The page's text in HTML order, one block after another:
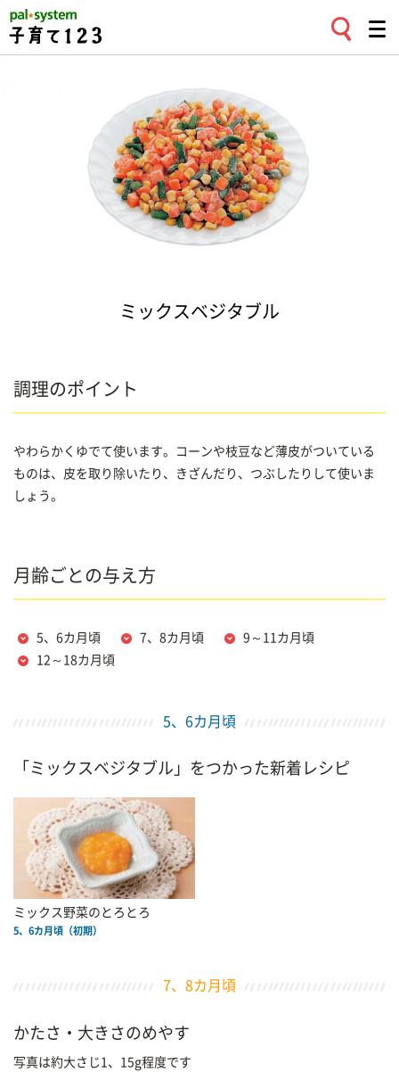
ミックスベジタブル
調理のポイント
やわらかくゆでて使います。コーンや枝豆など薄皮がついている
ものは、皮を取り除いたり、きざんだり、つぶしたりして使いま
しょう。
月齢ごとの与え方
5、6カ月頃 7、8カ月頃
9～11カ月頃
12～18カ月頃
5、6カ月頃
「ミックスベジタブル」をつかった新着レシピ
ミックス野菜のとろとろ
5、6カ月頃（初期）
7、8カ月頃
かたさ・大きさのめやす
写真は約大さじ1、15g程度です